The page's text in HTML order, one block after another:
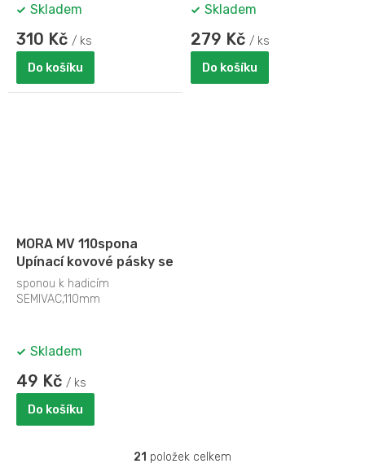
Hmotnost...
Skladem
310 Kč / ks
Do košíku
Skladem
279 Kč / ks
Do košíku
MORA MV 110spona
Upínací kovové pásky se
sponou k hadicím
SEMIVAC,110mm
Skladem
49 Kč / ks
Do košíku
O
21 položek celkem